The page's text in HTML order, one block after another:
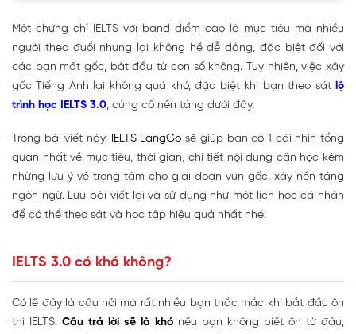
Một chứng chỉ IELTS với band điểm cao là mục tiêu mà nhiều
người theo đuổi nhưng lại không hề dễ dàng, đặc biệt đối với
các bạn mất gốc, bắt đầu từ con số không. Tuy nhiên, việc xây
gốc Tiếng Anh lại không quá khó, đặc biệt khi bạn theo sát lộ
trình học IELTS 3.0, củng cố nền tảng dưới đây.
Trong bài viết này, IELTS LangGo sẽ giúp bạn có 1 cái nhìn tổng
quan nhất về mục tiêu, thời gian, chi tiết nội dung cần học kèm
những lưu ý về trọng tâm cho giai đoạn vun gốc, xây nền tảng
ngôn ngữ. Lưu bài viết lại và sử dụng như một lịch học cá nhân
để có thể theo sát và học tập hiệu quả nhất nhé!
IELTS 3.0 có khó không?
Có lẽ đây là câu hỏi mà rất nhiều bạn thắc mắc khi bắt đầu ôn
thi IELTS. Câu trả lời sẽ là khó nếu bạn không biết ôn từ đâu,